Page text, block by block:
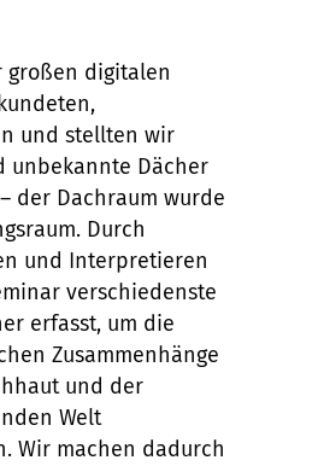
großen digitalen
und stellten wir
unbekannte Dächer
der Dachraum wurde
Durch
und Interpretieren
verschiedenste
erfasst, um die
Zusammenhänge
und der
Welt
Wir machen dadurch